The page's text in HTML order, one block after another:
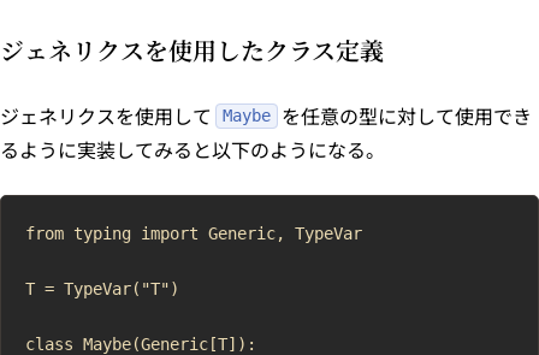
ジェネリクスを使用したクラス定義
ジェネリクスを使用して Maybe
を任意の型に対して使用でき
るように実装してみると以下のようになる。
from typing import Generic, TypeVar
T = TypeVar("T")
class Maybe(Generic[T]):